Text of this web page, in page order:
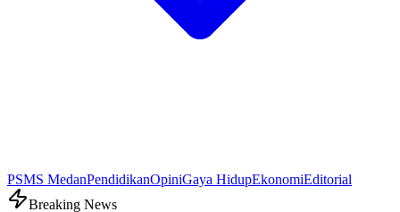
PSMS MedanPendidikanOpiniGaya HidupEkonomiEditorial
Breaking News